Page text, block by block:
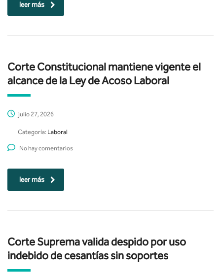
leer más
Corte Constitucional mantiene vigente el
alcance de la Ley de Acoso Laboral
julio 27, 2026
Categoría: Laboral
No hay comentarios
leer más
Corte Suprema valida despido por uso
indebido de cesantías sin soportes